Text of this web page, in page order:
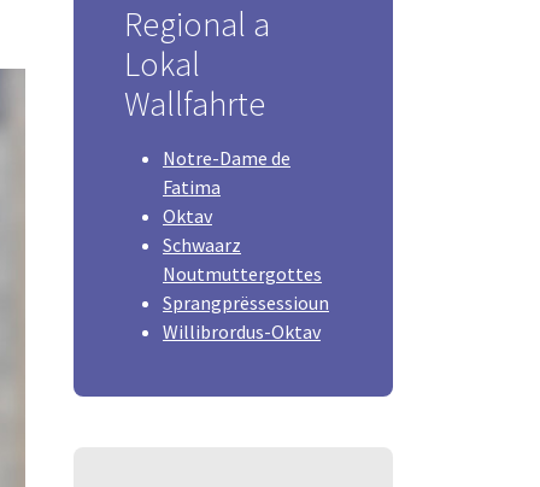
Regional a
Lokal
Wallfahrte
Notre-Dame de
Fatima
Oktav
Schwaarz
Noutmuttergottes
Sprangprëssessioun
Willibrordus-Oktav